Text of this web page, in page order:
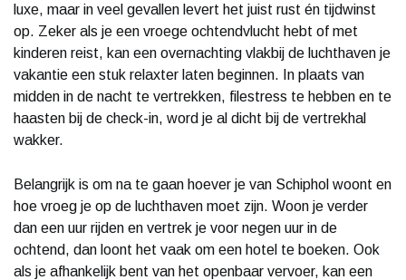
luxe, maar in veel gevallen levert het juist rust én tijdwinst
op. Zeker als je een vroege ochtendvlucht hebt of met
kinderen reist, kan een overnachting vlakbij de luchthaven je
vakantie een stuk relaxter laten beginnen. In plaats van
midden in de nacht te vertrekken, filestress te hebben en te
haasten bij de check-in, word je al dicht bij de vertrekhal
wakker.
Belangrijk is om na te gaan hoever je van Schiphol woont en
hoe vroeg je op de luchthaven moet zijn. Woon je verder
dan een uur rijden en vertrek je voor negen uur in de
ochtend, dan loont het vaak om een hotel te boeken. Ook
als je afhankelijk bent van het openbaar vervoer, kan een